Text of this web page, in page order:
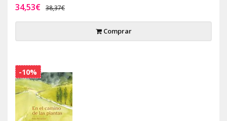
34,53€ 38,37€
Comprar
-10%